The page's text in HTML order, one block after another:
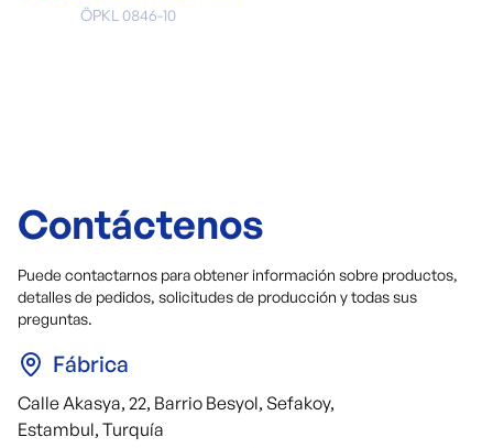
ÖPKL 0846-10
Contáctenos
Puede contactarnos para obtener información sobre productos,
detalles de pedidos, solicitudes de producción y todas sus
preguntas.
Fábrica
Calle Akasya, 22, Barrio Besyol, Sefakoy,
Estambul, Turquía